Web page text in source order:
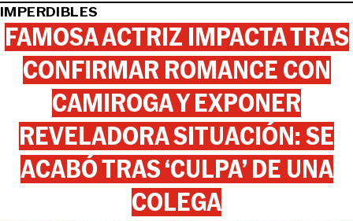
IMPERDIBLES
FAMOSA ACTRIZ IMPACTA TRAS
CONFIRMAR ROMANCE CON
CAMIROGA Y EXPONER
REVELADORA SITUACIÓN: SE
ACABÓ TRAS ‘CULPA’ DE UNA
COLEGA